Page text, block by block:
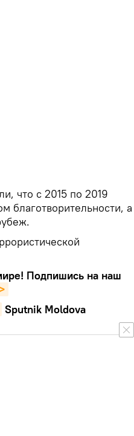
что с 2015 по 2019
благотворительности, а
Подпишись на наш
Sputnik Moldova